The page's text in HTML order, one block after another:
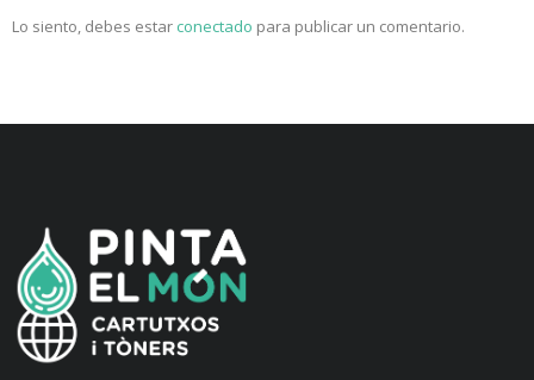
Lo siento, debes estar conectado para publicar un comentario.